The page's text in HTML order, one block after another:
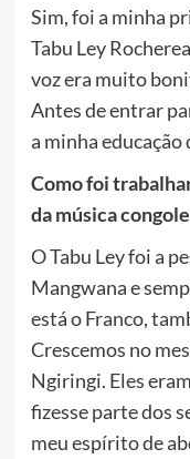
Sim, foi a minha
Tabu Ley
voz era muito
Antes de entrar
a minha
Como foi
da música
O Tabu Ley foi a
Mangwana e
está o Franco,
Crescemos no
Ngiringi. Eles
fizesse parte dos
meu espírito de